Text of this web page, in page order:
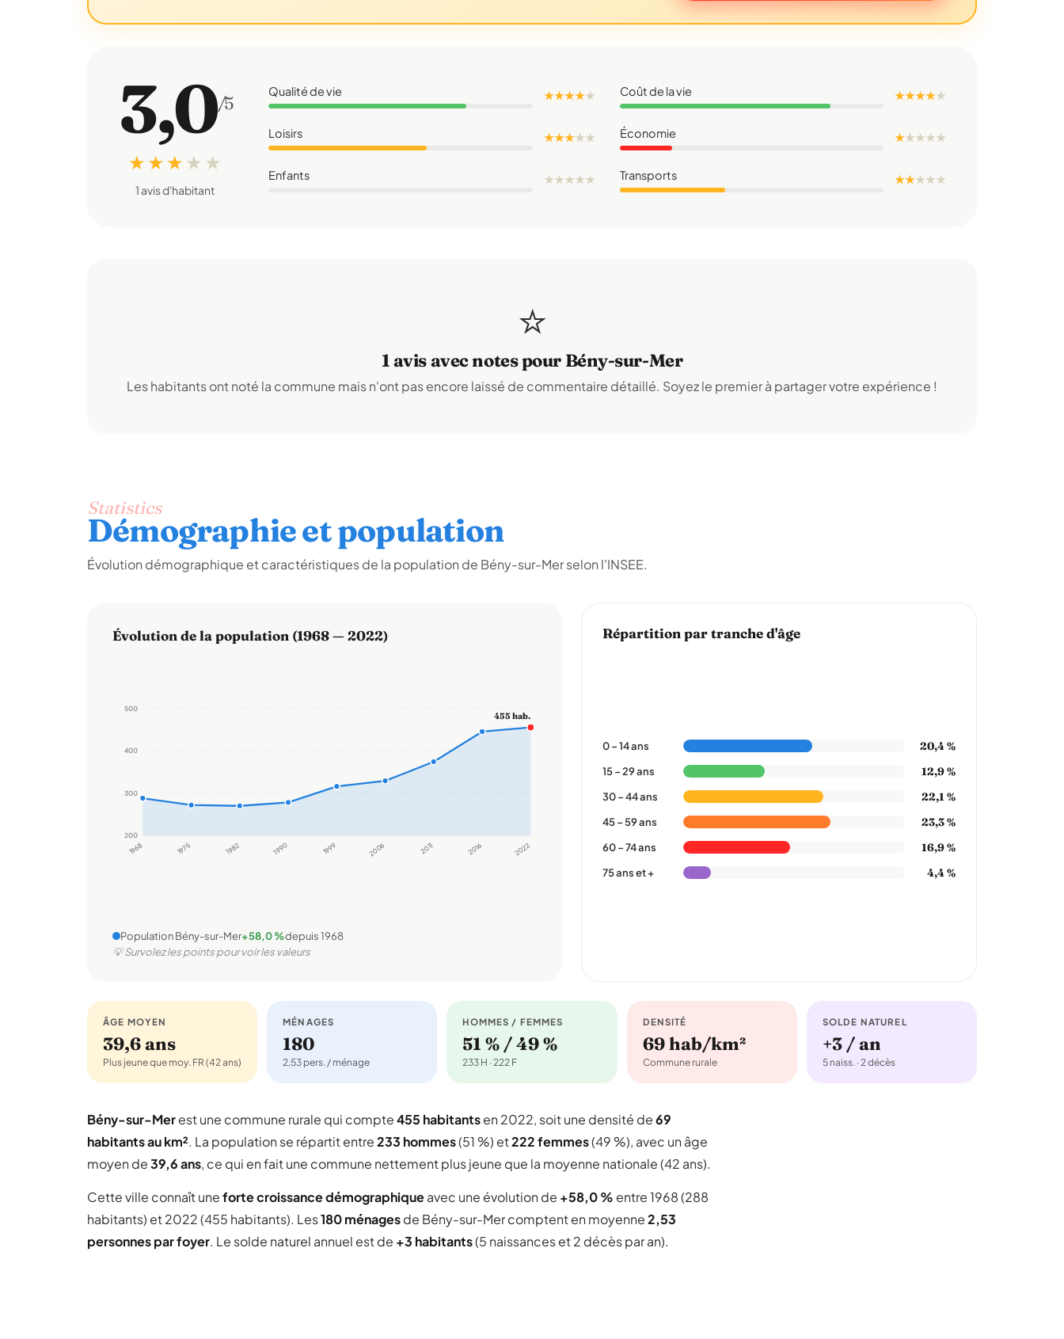
3,0/5
★ ★ ★ ★ ★
1 avis d'habitant
Qualité de vie ★ ★ ★ ★★ Coût de la vie ★ ★ ★ ★★
Loisirs ★ ★ ★★★ Économie ★★★★★
Enfants ★★★★★ Transports ★ ★★★★
⭐
1 avis avec notes pour Bény-sur-Mer
Les habitants ont noté la commune mais n'ont pas encore laissé de commentaire détaillé. Soyez le premier à partager votre expérience !
Statistics
Démographie et population
Évolution démographique et caractéristiques de la population de Bény-sur-Mer selon l'INSEE.
Évolution de la population (1968 — 2022)
200
300
400
500
1968 1975 1982 1990 1999 2006 2011 2016 2022
455 hab.
Population Bény-sur-Mer+58,0 %depuis 1968
💡 Survolez les points pour voir les valeurs
Répartition par tranche d'âge
0 – 14 ans 20,4 %
15 – 29 ans 12,9 %
30 – 44 ans 22,1 %
45 – 59 ans 23,3 %
60 – 74 ans 16,9 %
75 ans et + 4,4 %
ÂGE MOYEN
39,6 ans
Plus jeune que moy. FR (42 ans)
MÉNAGES
180
2,53 pers. / ménage
HOMMES / FEMMES
51 % / 49 %
233 H · 222 F
DENSITÉ
69 hab/km²
Commune rurale
SOLDE NATUREL
+3 / an
5 naiss. · 2 décès
Bény-sur-Merest une commune rurale qui compte455 habitantsen 2022, soit une densité de69
habitants au km². La population se répartit entre233 hommes(51 %) et222 femmes(49 %), avec un âge
moyen de39,6 ans, ce qui en fait une commune nettement plus jeune que la moyenne nationale (42 ans).
Cette ville connaît uneforte croissance démographiqueavec une évolution de +58,0 % entre 1968 (288
habitants) et 2022 (455 habitants). Les180 ménagesde Bény-sur-Mer comptent en moyenne2,53
personnes par foyer. Le solde naturel annuel est de +3 habitants(5 naissances et 2 décès par an).